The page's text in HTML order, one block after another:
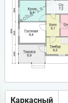
Каркасный